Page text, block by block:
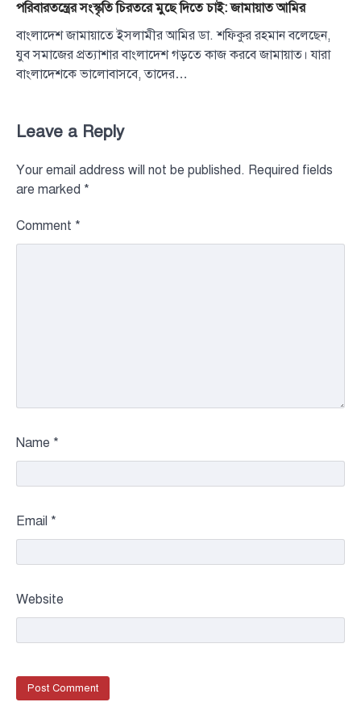
পরিবারতন্ত্রের সংস্কৃতি চিরতরে মুছে দিতে চাই: জামায়াত আমির
বাংলাদেশ জামায়াতে ইসলামীর আমির ডা. শফিকুর রহমান বলেছেন,
যুব সমাজের প্রত্যাশার বাংলাদেশ গড়তে কাজ করবে জামায়াত। যারা
বাংলাদেশকে ভালোবাসবে, তাদের…
Leave a Reply
Your email address will not be published. Required fields
are marked *
Comment *
Name *
Email *
Website